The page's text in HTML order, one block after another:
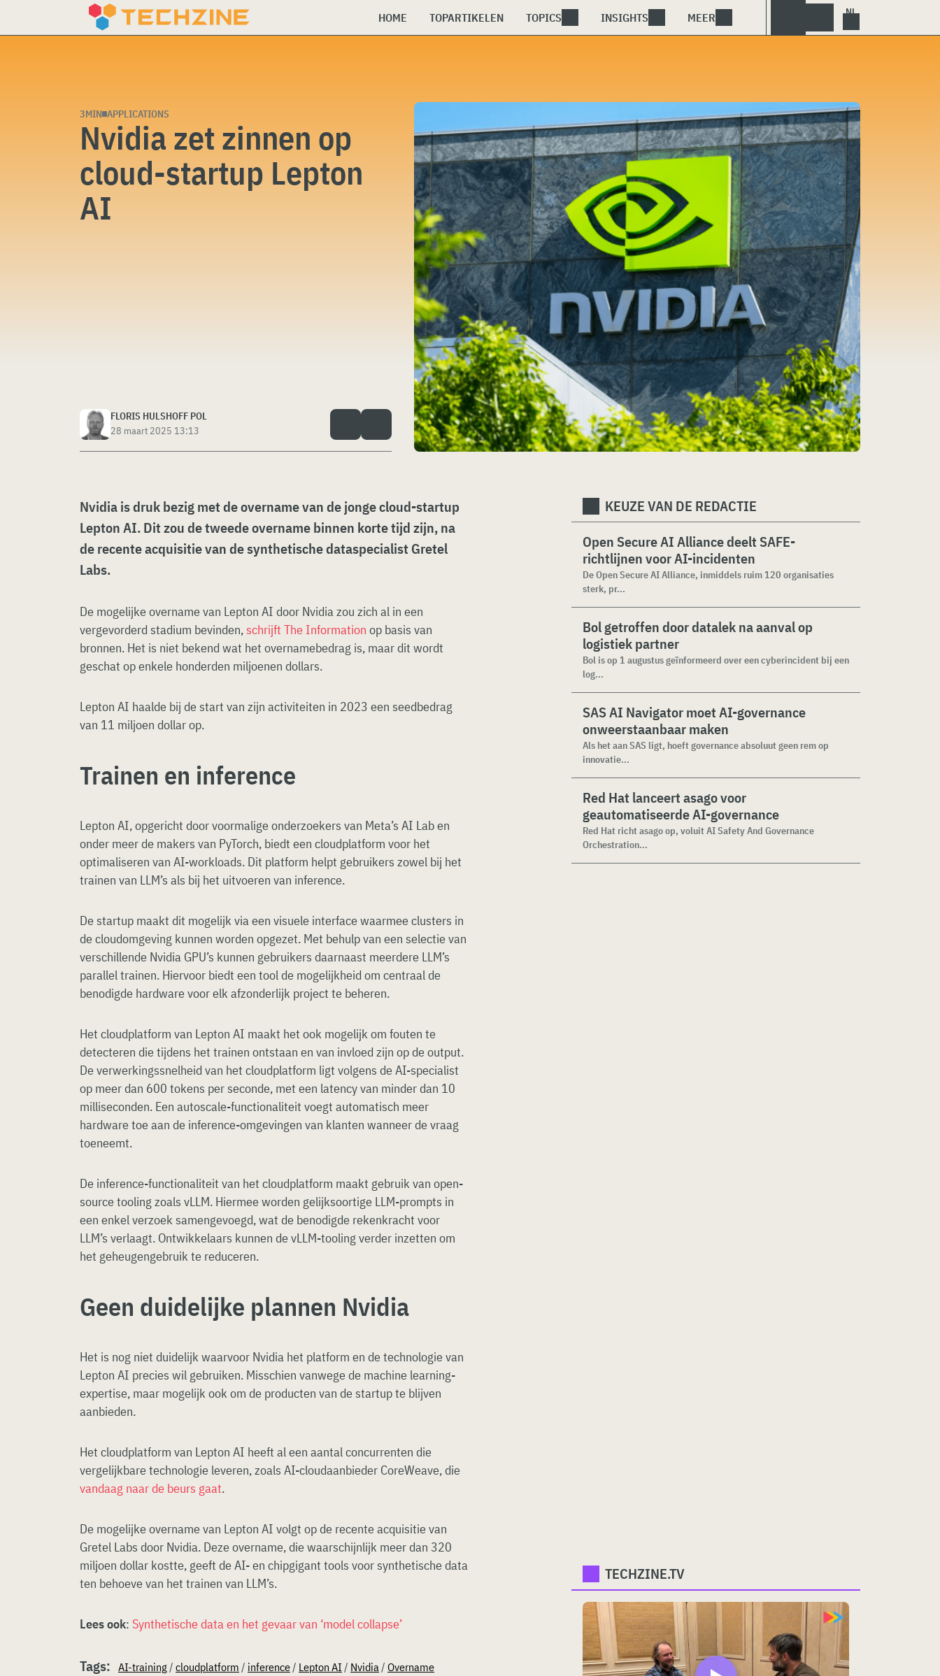
HOME TOPARTIKELEN TOPICS INSIGHTS MEER
3MIN APPLICATIONS
Nvidia zet zinnen op
cloud-startup Lepton
AI
FLORIS HULSHOFF POL
28 maart 2025 13:13
Nvidia is druk bezig met de overname van de jonge cloud-startup
Lepton AI. Dit zou de tweede overname binnen korte tijd zijn, na
de recente acquisitie van de synthetische dataspecialist Gretel
Labs.
De mogelijke overname van Lepton AI door Nvidia zou zich al in een
vergevorderd stadium bevinden,schrijft The Information op basis van
bronnen. Het is niet bekend wat het overnamebedrag is, maar dit wordt
geschat op enkele honderden miljoenen dollars.
Lepton AI haalde bij de start van zijn activiteiten in 2023 een seedbedrag
van 11 miljoen dollar op.
Trainen en inference
Lepton AI, opgericht door voormalige onderzoekers van Meta’s AI Lab en
onder meer de makers van PyTorch, biedt een cloudplatform voor het
optimaliseren van AI-workloads. Dit platform helpt gebruikers zowel bij het
trainen van LLM’s als bij het uitvoeren van inference.
De startup maakt dit mogelijk via een visuele interface waarmee clusters in
de cloudomgeving kunnen worden opgezet. Met behulp van een selectie van
verschillende Nvidia GPU’s kunnen gebruikers daarnaast meerdere LLM’s
parallel trainen. Hiervoor biedt een tool de mogelijkheid om centraal de
benodigde hardware voor elk afzonderlijk project te beheren.
Het cloudplatform van Lepton AI maakt het ook mogelijk om fouten te
detecteren die tijdens het trainen ontstaan en van invloed zijn op de output.
De verwerkingssnelheid van het cloudplatform ligt volgens de AI-specialist
op meer dan 600 tokens per seconde, met een latency van minder dan 10
milliseconden. Een autoscale-functionaliteit voegt automatisch meer
hardware toe aan de inference-omgevingen van klanten wanneer de vraag
toeneemt.
De inference-functionaliteit van het cloudplatform maakt gebruik van open-
source tooling zoals vLLM. Hiermee worden gelijksoortige LLM-prompts in
een enkel verzoek samengevoegd, wat de benodigde rekenkracht voor
LLM’s verlaagt. Ontwikkelaars kunnen de vLLM-tooling verder inzetten om
het geheugengebruik te reduceren.
Geen duidelijke plannen Nvidia
Het is nog niet duidelijk waarvoor Nvidia het platform en de technologie van
Lepton AI precies wil gebruiken. Misschien vanwege de machine learning-
expertise, maar mogelijk ook om de producten van de startup te blijven
aanbieden.
Het cloudplatform van Lepton AI heeft al een aantal concurrenten die
vergelijkbare technologie leveren, zoals AI-cloudaanbieder CoreWeave, die
vandaag naar de beurs gaat.
De mogelijke overname van Lepton AI volgt op de recente acquisitie van
Gretel Labs door Nvidia. Deze overname, die waarschijnlijk meer dan 320
miljoen dollar kostte, geeft de AI- en chipgigant tools voor synthetische data
ten behoeve van het trainen van LLM’s.
Lees ook: Synthetische data en het gevaar van ‘model collapse’
Tags: AI-training/ cloudplatform / inference/ Lepton AI / Nvidia/ Overname
KEUZE VAN DE REDACTIE
Open Secure AI Alliance deelt SAFE-
richtlijnen voor AI-incidenten
De Open Secure AI Alliance, inmiddels ruim 120 organisaties
sterk, pr...
Bol getroffen door datalek na aanval op
logistiek partner
Bol is op 1 augustus geïnformeerd over een cyberincident bij een
log...
SAS AI Navigator moet AI-governance
onweerstaanbaar maken
Als het aan SAS ligt, hoeft governance absoluut geen rem op
innovatie...
Red Hat lanceert asago voor
geautomatiseerde AI-governance
Red Hat richt asago op, voluit AI Safety And Governance
Orchestration...
TECHZINE.TV